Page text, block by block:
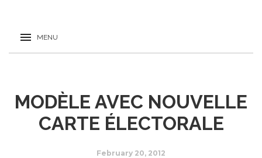
MODÈLE AVEC NOUVELLE
CARTE ÉLECTORALE
February 20, 2012